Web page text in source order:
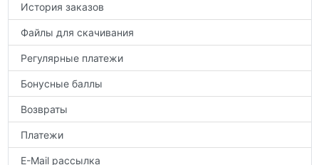
История заказов
Файлы для скачивания
Регулярные платежи
Бонусные баллы
Возвраты
Платежи
E-Mail рассылка